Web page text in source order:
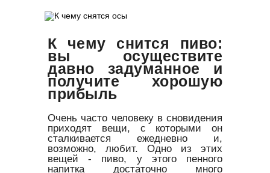
К чему снится пиво:
вы осуществите
давно задуманное и
получите хорошую
прибыль
Очень часто человеку в сновидения
приходят вещи, с которыми он
сталкивается ежедневно и,
возможно, любит. Одно из этих
вещей - пиво, у этого пенного
напитка достаточно много